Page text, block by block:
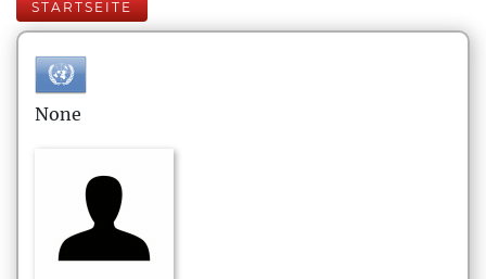
STARTSEITE
None